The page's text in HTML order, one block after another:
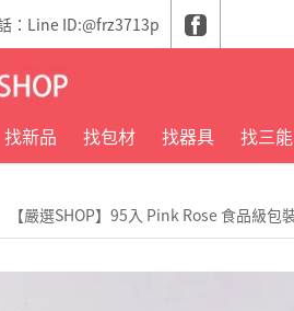
：Line ID:@frz3713p
找新品 找包材 找器具 找三能
【嚴選SHOP】95入 Pink Rose 食品級